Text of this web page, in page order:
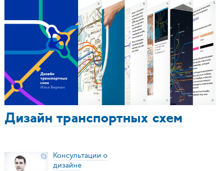
Дизайн транспортных схем
Консультации о
дизайне